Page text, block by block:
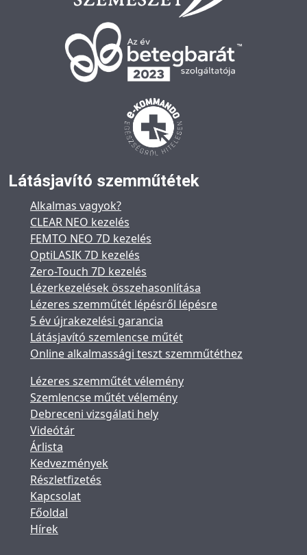
Látásjavító szemműtétek
Alkalmas vagyok?
CLEAR NEO kezelés
FEMTO NEO 7D kezelés
OptiLASIK 7D kezelés
Zero-Touch 7D kezelés
Lézerkezelések összehasonlítása
Lézeres szemműtét lépésről lépésre
5 év újrakezelési garancia
Látásjavító szemlencse műtét
Online alkalmassági teszt szemműtéthez
Lézeres szemműtét vélemény
Szemlencse műtét vélemény
Debreceni vizsgálati hely
Videótár
Árlista
Kedvezmények
Részletfizetés
Kapcsolat
Főoldal
Hírek